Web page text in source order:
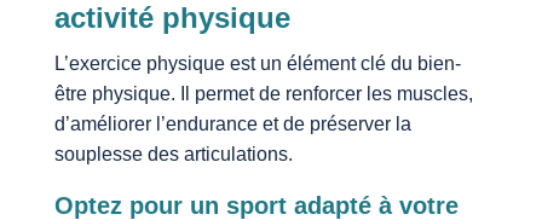
activité physique
L’exercice physique est un élément clé du bien-
être physique. Il permet de renforcer les muscles,
d’améliorer l’endurance et de préserver la
souplesse des articulations.
Optez pour un sport adapté à votre